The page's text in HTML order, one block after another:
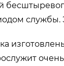
службы.